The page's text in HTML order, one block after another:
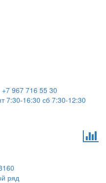
967 716 55 30
7:30-16:30 сб 7:30-12:30
ряд